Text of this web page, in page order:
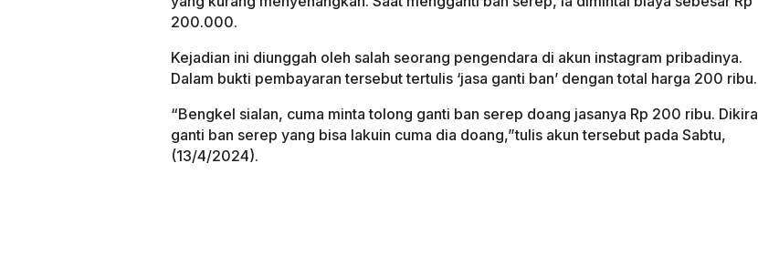
200.000.
Kejadian ini diunggah oleh salah seorang pengendara di akun instagram pribadinya.
Dalam bukti pembayaran tersebut tertulis ‘jasa ganti ban’ dengan total harga 200 ribu.
“Bengkel sialan, cuma minta tolong ganti ban serep doang jasanya Rp 200 ribu. Dikira
ganti ban serep yang bisa lakuin cuma dia doang,”tulis akun tersebut pada Sabtu,
(13/4/2024).